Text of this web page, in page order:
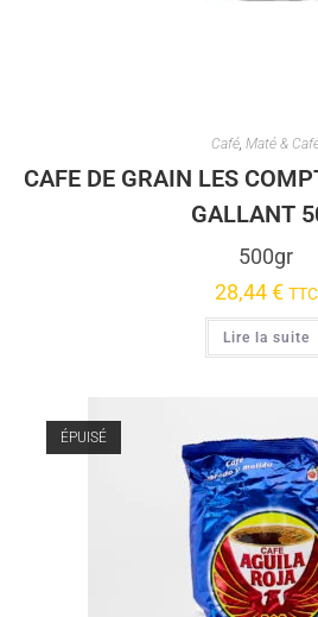
Café, Maté &
CAFE DE GRAIN LES
GALLANT
500gr
28,44€ TTC
Lire la suite
ÉPUISÉ